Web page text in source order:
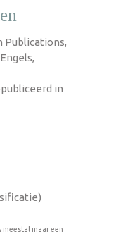
Publications,
in
maar een